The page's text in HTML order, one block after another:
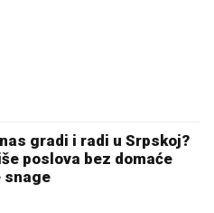
gradi i radi u Srpskoj?
poslova bez domaće
snage